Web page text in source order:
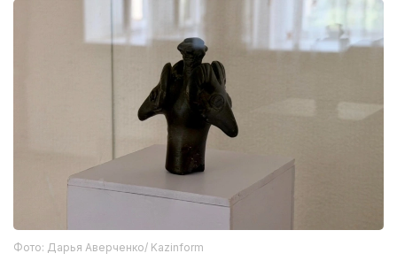
Фото: Дарья Аверченко/ Kazinform